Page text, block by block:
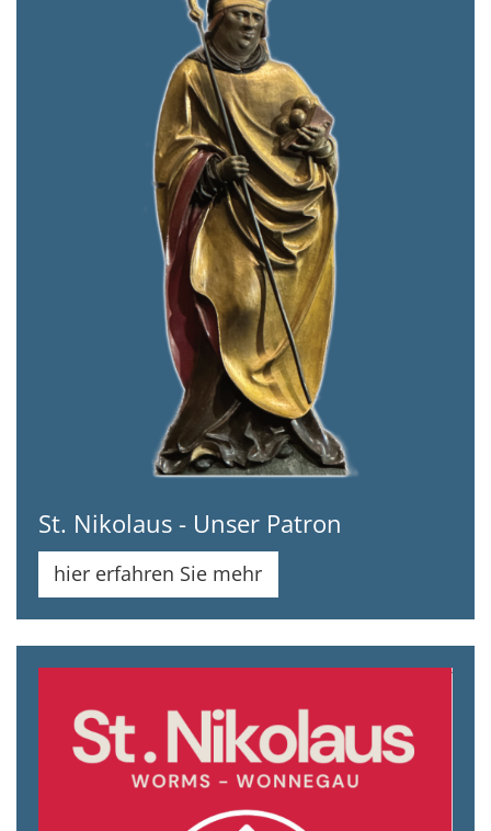
St. Nikolaus - Unser Patron
hier erfahren Sie mehr